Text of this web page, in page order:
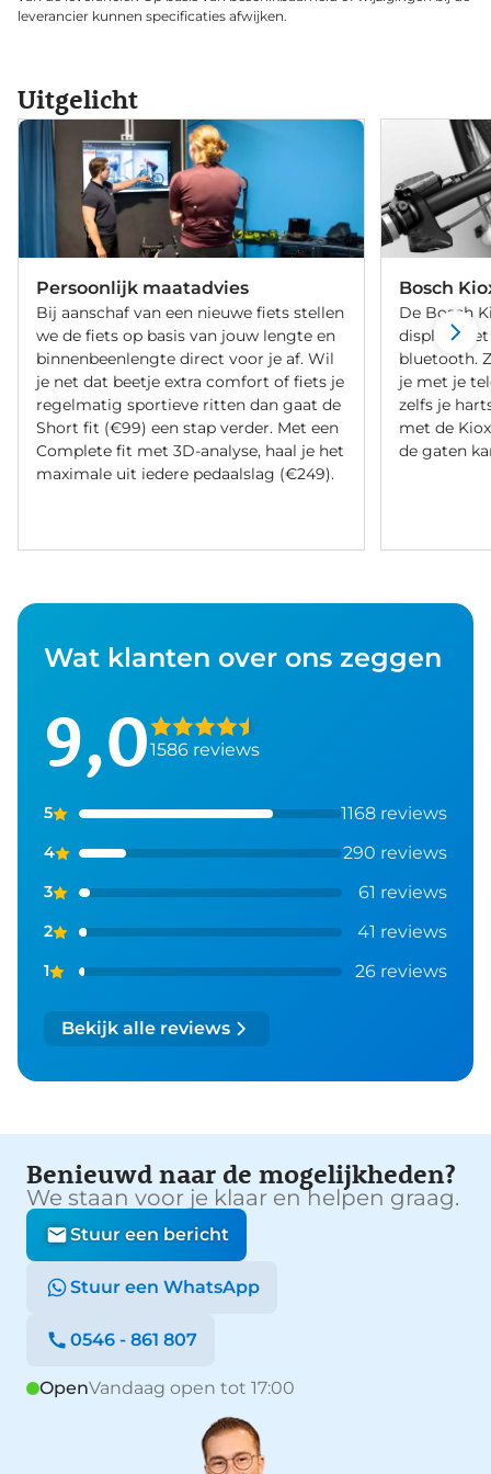
leverancier kunnen specificaties afwijken.
Uitgelicht
Persoonlijk maatadvies
Bij aanschaf van een nieuwe fiets stellen
we de fiets op basis van jouw lengte en
binnenbeenlengte direct voor je af. Wil
je net dat beetje extra comfort of fiets je
regelmatig sportieve ritten dan gaat de
Short fit (€99) een stap verder. Met een
Complete fit met 3D-analyse, haal je het
maximale uit iedere pedaalslag (€249).
Bosch
De Bosch
display
bluetooth.
je met je
zelfs je
met de
de gaten
Wat klanten over ons zeggen
9,01586 reviews
5 1168 reviews
4 290 reviews
3 61 reviews
2 41 reviews
1 26 reviews
Bekijk alle reviews
Benieuwd naar de mogelijkheden?
We staan voor je klaar en helpen graag.
Stuur een bericht
Stuur een WhatsApp
0546 - 861 807
OpenVandaag open tot 17:00